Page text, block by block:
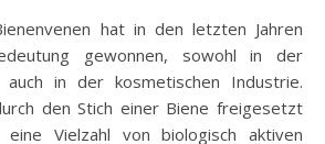
gewonnen, sowohl in der
auch in der kosmetischen Industrie.
den Stich einer Biene freigesetzt
Vielzahl von biologisch aktiven